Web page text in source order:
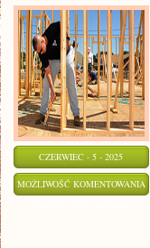
CZERWIEC - 5 - 2025
MOŻLIWOŚĆ KOMENTOWANIA